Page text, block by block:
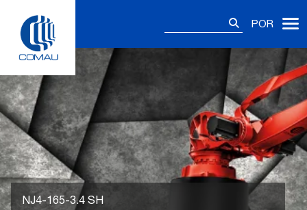
content
POR
NJ4-165-3.4 SH